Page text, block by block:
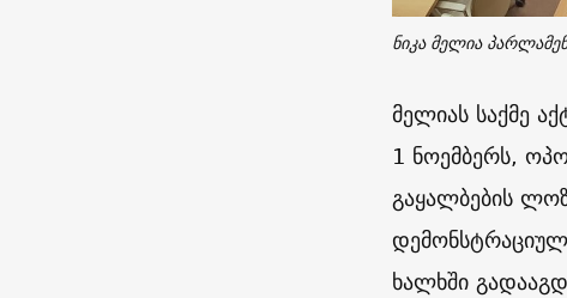
ნიკა მელია
მელიას საქმე
1 ნოემბერს,
გაყალბების
ხალხში